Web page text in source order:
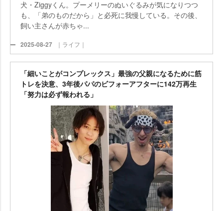
犬・Ziggyくん。プーメリーのぬいぐるみが気になりつつ
も、「弟のものだから」と必死に我慢している。その後、
飼い主さんが赤ちゃ...
2025-08-27 ｜ライフ｜
「細いことがコンプレックス」最強の父親になるために筋
トレを決意、3年後パパのビフォーアフターに142万再生
「努力は必ず報われる」